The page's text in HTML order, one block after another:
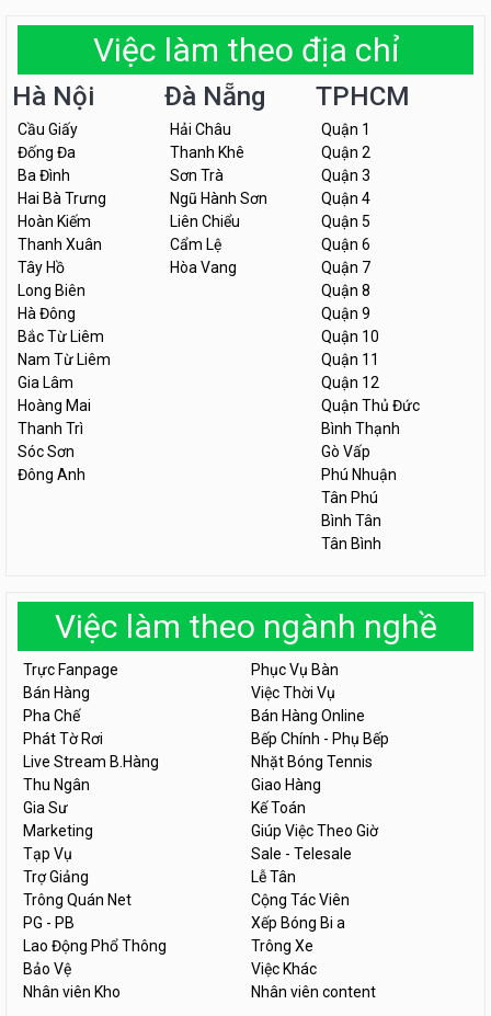
Việc làm theo địa chỉ
Hà Nội
Cầu Giấy
Đống Đa
Ba Đình
Hai Bà Trưng
Hoàn Kiếm
Thanh Xuân
Tây Hồ
Long Biên
Hà Đông
Bắc Từ Liêm
Nam Từ Liêm
Gia Lâm
Hoàng Mai
Thanh Trì
Sóc Sơn
Đông Anh
Đà Nẵng
Hải Châu
Thanh Khê
Sơn Trà
Ngũ Hành Sơn
Liên Chiểu
Cẩm Lệ
Hòa Vang
TPHCM
Quận 1
Quận 2
Quận 3
Quận 4
Quận 5
Quận 6
Quận 7
Quận 8
Quận 9
Quận 10
Quận 11
Quận 12
Quận Thủ Đức
Bình Thạnh
Gò Vấp
Phú Nhuận
Tân Phú
Bình Tân
Tân Bình
Việc làm theo ngành nghề
Trực Fanpage
Phục Vụ Bàn
Bán Hàng
Việc Thời Vụ
Pha Chế
Bán Hàng Online
Phát Tờ Rơi
Bếp Chính - Phụ Bếp
Live Stream B.Hàng
Nhặt Bóng Tennis
Thu Ngân
Giao Hàng
Gia Sư
Kế Toán
Marketing
Giúp Việc Theo Giờ
Tạp Vụ
Sale - Telesale
Trợ Giảng
Lễ Tân
Trông Quán Net
Cộng Tác Viên
PG - PB
Xếp Bóng Bi a
Lao Động Phổ Thông
Trông Xe
Bảo Vệ
Việc Khác
Nhân viên Kho
Nhân viên content